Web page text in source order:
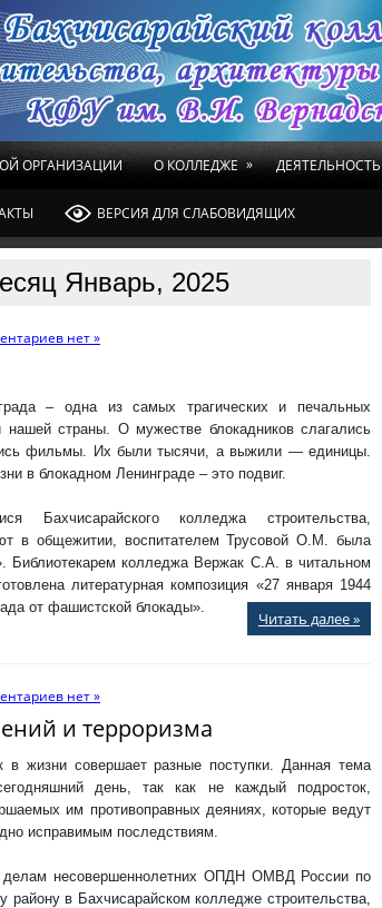
ОРГАНИЗАЦИИ О КОЛЛЕДЖЕ » ДЕЯТЕЛЬНОСТЬ
ВЕРСИЯ ДЛЯ СЛАБОВИДЯЩИХ
Январь, 2025
нет »
– одна из самых трагических и печальных
нашей страны. О мужестве блокадников слагались
фильмы. Их были тысячи, а выжили — единицы.
в блокадном Ленинграде – это подвиг.
Бахчисарайского колледжа строительства,
в общежитии, воспитателем Трусовой О.М. была
Библиотекарем колледжа Вержак С.А. в читальном
литературная композиция «27 января 1944
от фашистской блокады».
Читать далее »
нет »
и терроризма
в жизни совершает разные поступки. Данная тема
день, так как не каждый подросток,
им противоправных деяниях, которые ведут
исправимым последствиям.
делам несовершеннолетних ОПДН ОМВД России по
району в Бахчисарайском колледже строительства,